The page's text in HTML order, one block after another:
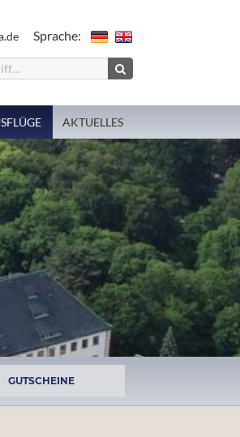
Sprache:
AKTUELLES
GUTSCHEINE